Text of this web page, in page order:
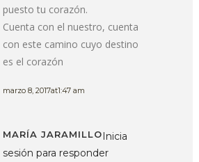
puesto tu corazón.
Cuenta con el nuestro, cuenta
con este camino cuyo destino
es el corazón
marzo 8, 2017at1:47 am
MARÍA JARAMILLO Inicia
sesión para responder